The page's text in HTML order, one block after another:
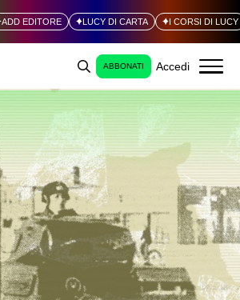
ADD EDITORE LUCY DI CARTA I CORSI DI LUCY
ABBONATI Accedi